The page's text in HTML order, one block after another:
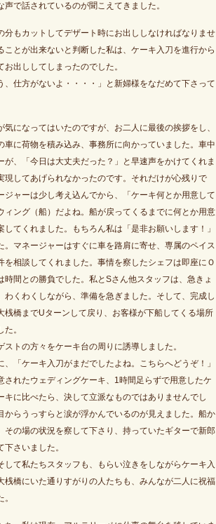
声で話されているのが聞こえてきました。
分もカットしてデザート時にお出ししなければなりませ
ことが出来ないと判断した私は、ケーキ入刀を進行から
出ししてしまったのでした。
、仕方がないよ・・・・」と新婦様をなだめて下さって
になってはいたのですが、お二人に最後の挨拶をし、
車に荷物を積み込み、事務所に向かっていました。車中
、「今日は大丈夫だった？」と早速声をかけてくれま
現してあげられなかったのです。それだけが心残りで
ジャーは少し考え込んでから、「ケーキ何とか用意して
ィング（船）だよね。船が戻ってくるまでに何とか用意
てくれました。もちろん私は「是非お願いします！」
。マネージャーはすぐに車を路肩に寄せ、専属のペイス
を相談してくれました。事情を察したシェフは即座にＯ
時間との勝負でした。私とSさん他スタッフは、急きょ
くわくしながら、準備を急ぎました。そして、完成し
桟橋までUターンして戻り、お客様が下船してくる場所
。
トの方々をケーキ台の周りに誘導しました。
「ケーキ入刀がまだでしたよね。こちらへどうぞ！」
されたウェディングケーキ、1時間足らずで用意したケ
キに比べたら、決して立派なものではありませんでし
からうっすらと涙が浮かんでいるのが見えました。船か
その場の状況を察して下さり、持っていたギターで新郎
さいました。
て私たちスタッフも、もらい泣きをしながらケーキ入
桟橋にいた通りすがりの人たちも、みんなが二人に祝福